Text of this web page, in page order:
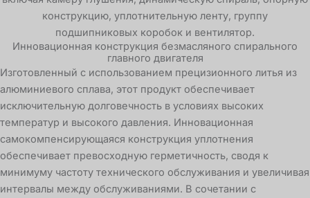
Инновационная конструкция безмасляного спирального
главного двигателя
Изготовленный с использованием прецизионного литья из
алюминиевого сплава, этот продукт обеспечивает
исключительную долговечность в условиях высоких
температур и высокого давления. Инновационная
самокомпенсирующаяся конструкция уплотнения
обеспечивает превосходную герметичность, сводя к
минимуму частоту технического обслуживания и увеличивая
интервалы между обслуживаниями. В сочетании с